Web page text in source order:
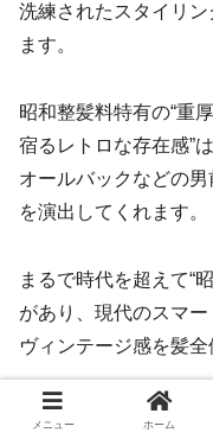
洗練されたスタイリ
ます。
昭和整髪料特有の“重
宿るレトロな存在感”
オールバックなどの
を演出してくれます。
まるで時代を超えて“
があり、現代のスマー
ヴィンテージ感を髪
メニュー ホーム